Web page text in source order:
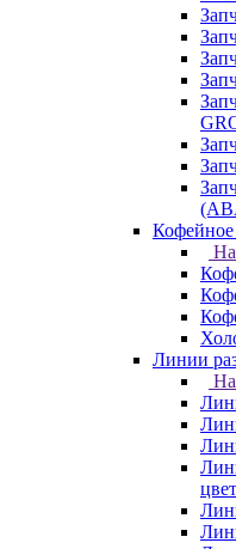
Кофейное
Линии